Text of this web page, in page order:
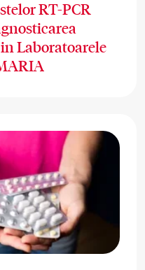
RT-PCR
Laboratoarele